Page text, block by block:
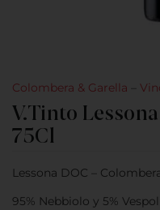
Colombera & Garella
V.Tinto
75Cl
Lessona DOC –
95% Nebbiolo y 5%